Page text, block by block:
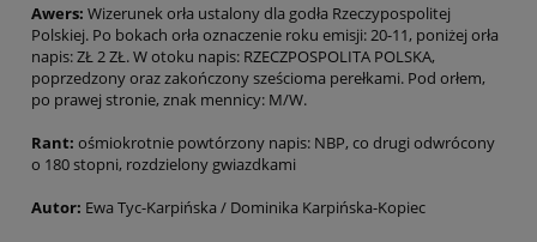
Awers: Wizerunek orła ustalony dla godła Rzeczypospolitej
Polskiej. Po bokach orła oznaczenie roku emisji: 20-11, poniżej orła
napis: ZŁ 2 ZŁ. W otoku napis: RZECZPOSPOLITA POLSKA,
poprzedzony oraz zakończony sześcioma perełkami. Pod orłem,
po prawej stronie, znak mennicy: M/W.
Rant: ośmiokrotnie powtórzony napis: NBP, co drugi odwrócony
o 180 stopni, rozdzielony gwiazdkami
Autor: Ewa Tyc-Karpińska / Dominika Karpińska-Kopiec